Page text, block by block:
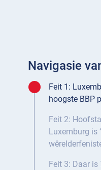
Navigasie
Feit 1:
hoogste BBP
Feit 2:
Luxemburg is
Feit 3: Daar